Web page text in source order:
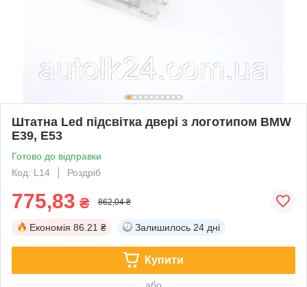
Штатна Led підсвітка двері з логотипом BMW
Е39, Е53
Готово до відправки
Код: L14
Роздріб
775,83 ₴ 862,04 ₴
Економія 86.21 ₴ Залишилось 24 дні
Купити
або